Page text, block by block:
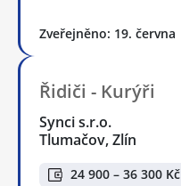
Zveřejněno: 19. června
Řidiči - Kurýři
Synci s.r.o.
Tlumačov, Zlín
24 900 – 36 300 Kč